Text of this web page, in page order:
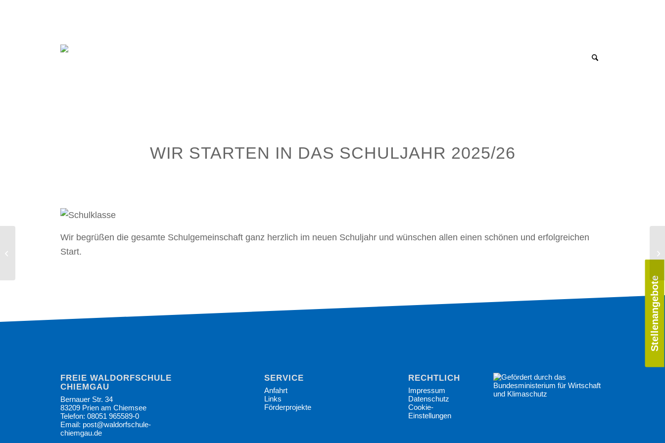
Stellenangebote
WIR STARTEN IN DAS SCHULJAHR 2025/26
Wir begrüßen die gesamte Schulgemeinschaft ganz herzlich im neuen Schuljahr und wünschen allen einen schönen und erfolgreichen
Start.
FREIE WALDORFSCHULE
CHIEMGAU
Bernauer Str. 34
83209 Prien am Chiemsee
Telefon: 08051 965589-0
Email: post@waldorfschule-
chiemgau.de
SERVICE
Anfahrt
Links
Förderprojekte
RECHTLICHES
Impressum
Datenschutz
Cookie-
Einstellungen
Gratulation zum